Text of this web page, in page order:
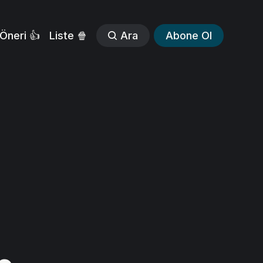
Öneri 👍 Liste 🍿 Ara Abone Ol